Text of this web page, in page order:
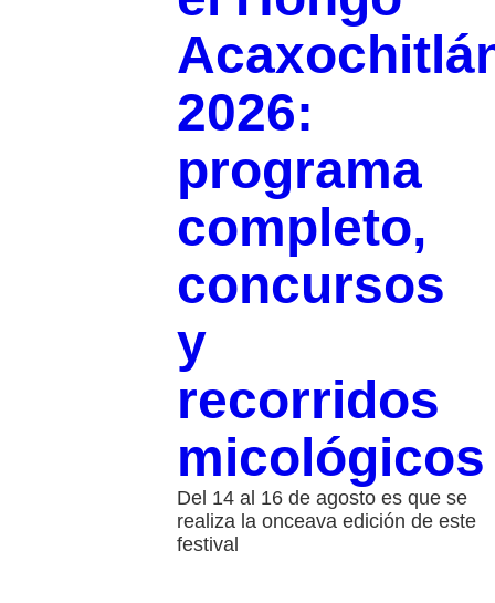
2026:
programa
completo,
concursos
y
recorridos
micológicos
Del 14 al 16 de agosto es que se
realiza la onceava edición de este
festival